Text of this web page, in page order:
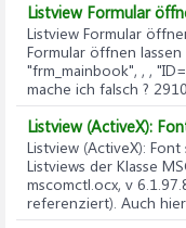
Listview Formular
Listview Formular
Formular öffnen
"frm_mainbook", , ,
mache ich falsch ?
Listview (ActiveX):
Listview (ActiveX): Font
Listviews der Klasse
mscomctl.ocx, v
referenziert). Auch